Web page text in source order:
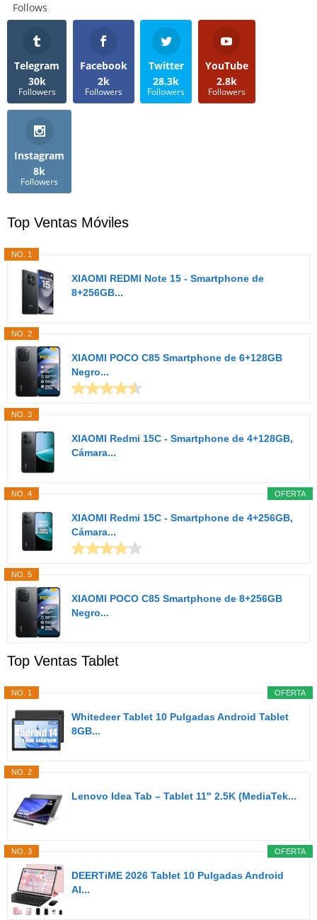
Follows
Telegram
30k
Followers
Facebook
2k
Followers
Twitter
28.3k
Followers
YouTube
2.8k
Followers
Instagram
8k
Followers
Top Ventas Móviles
NO. 1
XIAOMI REDMI Note 15 - Smartphone de
8+256GB...
NO. 2
XIAOMI POCO C85 Smartphone de 6+128GB
Negro...
NO. 3
XIAOMI Redmi 15C - Smartphone de 4+128GB,
Cámara...
OFERTA
NO. 4
XIAOMI Redmi 15C - Smartphone de 4+256GB,
Cámara...
NO. 5
XIAOMI POCO C85 Smartphone de 8+256GB
Negro...
Top Ventas Tablet
OFERTA
NO. 1
Whitedeer Tablet 10 Pulgadas Android Tablet
8GB...
NO. 2
Lenovo Idea Tab – Tablet 11" 2.5K (MediaTek...
OFERTA
NO. 3
DEERTiME 2026 Tablet 10 Pulgadas Android
AI...